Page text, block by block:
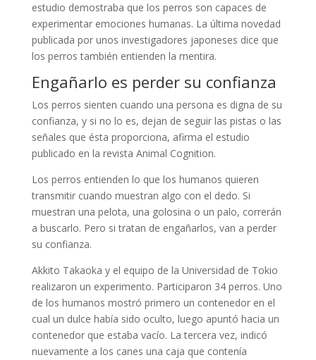
estudio demostraba que los perros son capaces de
experimentar emociones humanas. La última novedad
publicada por unos investigadores japoneses dice que
los perros también entienden la mentira.
Engañarlo es perder su confianza
Los perros sienten cuando una persona es digna de su
confianza, y si no lo es, dejan de seguir las pistas o las
señales que ésta proporciona, afirma el estudio
publicado en la revista Animal Cognition.
Los perros entienden lo que los humanos quieren
transmitir cuando muestran algo con el dedo. Si
muestran una pelota, una golosina o un palo, correrán
a buscarlo. Pero si tratan de engañarlos, van a perder
su confianza.
Akkito Takaoka y el equipo de la Universidad de Tokio
realizaron un experimento. Participaron 34 perros. Uno
de los humanos mostró primero un contenedor en el
cual un dulce había sido oculto, luego apuntó hacia un
contenedor que estaba vacío. La tercera vez, indicó
nuevamente a los canes una caja que contenía